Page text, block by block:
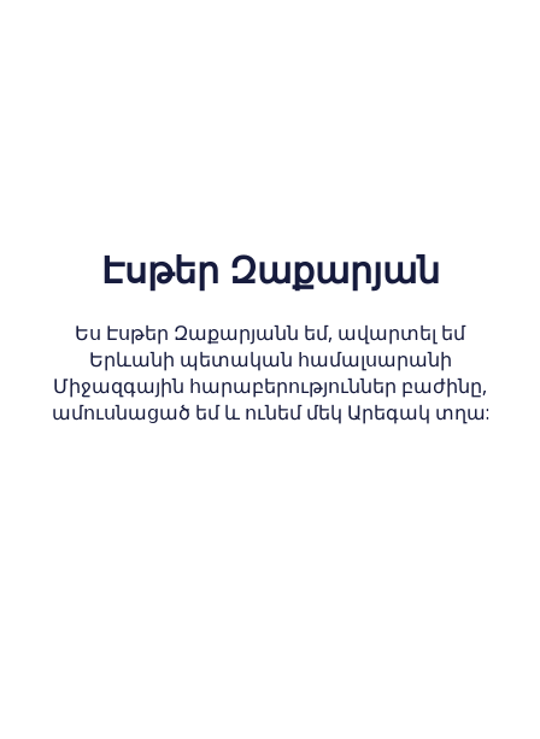
Էսթեր Զաքարյան
Ես Էսթեր Զաքարյանն եմ, ավարտել եմ
Երևանի պետական համալսարանի
Միջազգային հարաբերություններ բաժինը,
ամուսնացած եմ և ունեմ մեկ Արեգակ տղա: